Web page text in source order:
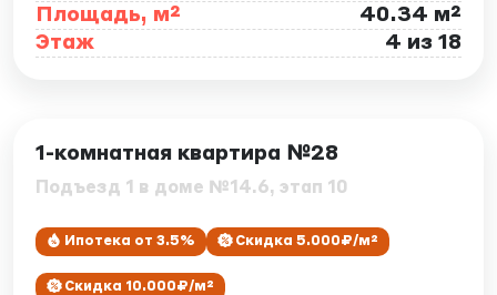
Площадь, м²
40.34 м²
Этаж
4 из 18
1-комнатная квартира №28
Подъезд 1 в доме №14.6, этап 10
Ипотека от 3.5% Скидка 5.000₽/м²
Скидка 10.000₽/м²